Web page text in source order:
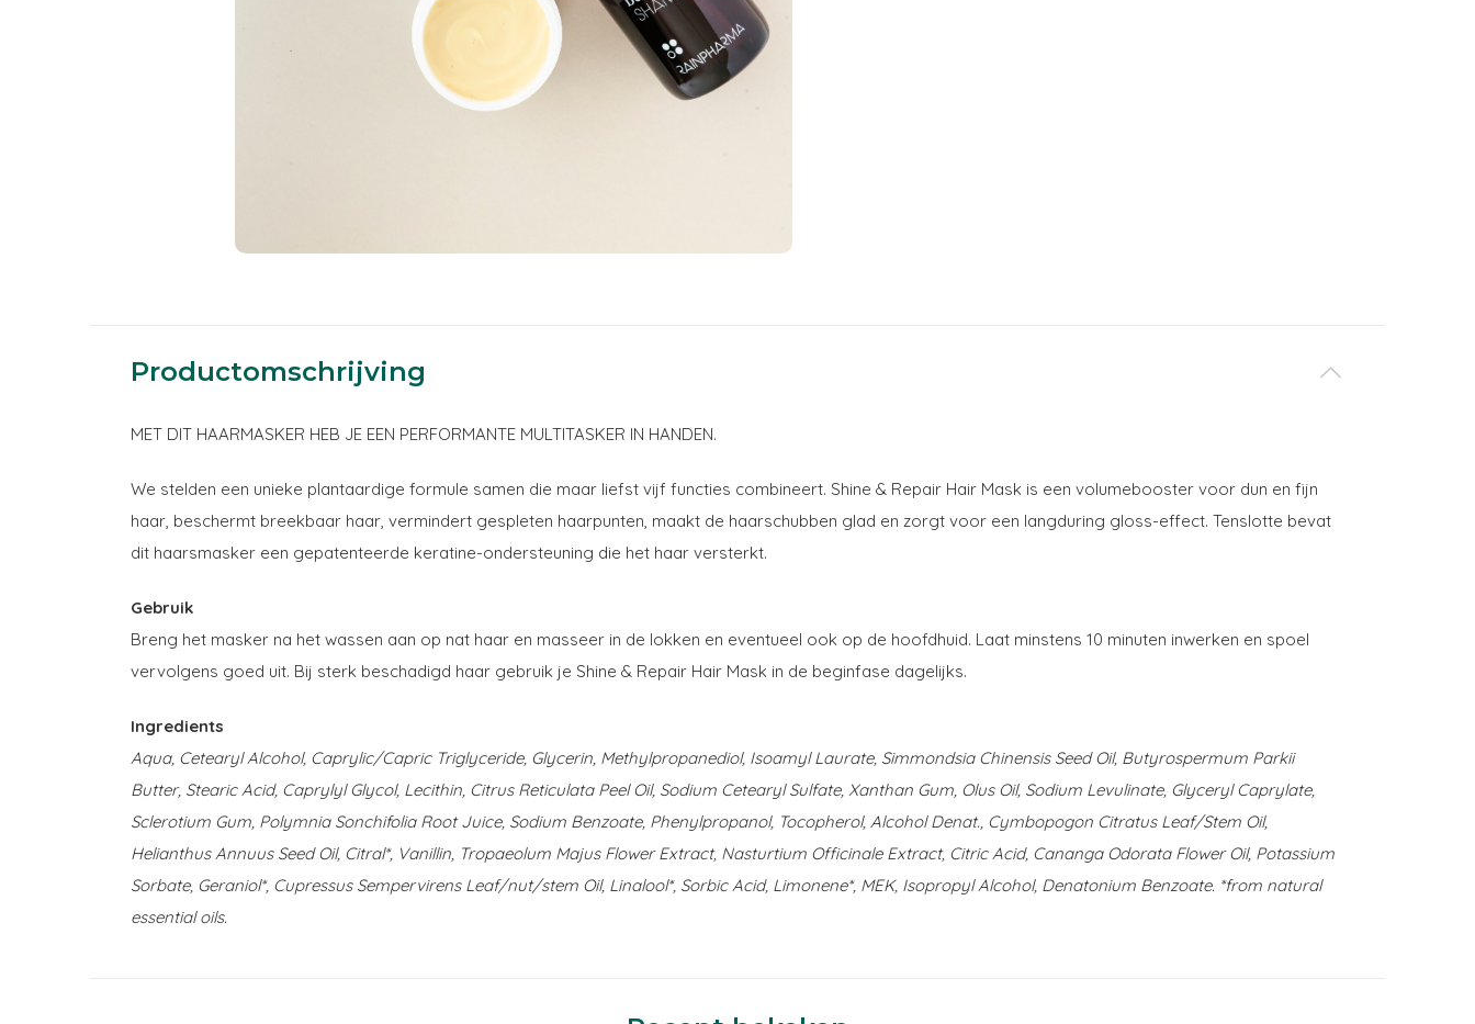
Productomschrijving
MET DIT HAARMASKER HEB JE EEN PERFORMANTE MULTITASKER IN HANDEN.
We stelden een unieke plantaardige formule samen die maar liefst vijf functies combineert. Shine & Repair Hair Mask is een volumebooster voor dun en fijn
haar, beschermt breekbaar haar, vermindert gespleten haarpunten, maakt de haarschubben glad en zorgt voor een langduring gloss-effect. Tenslotte bevat
dit haarsmasker een gepatenteerde keratine-ondersteuning die het haar versterkt.
Gebruik
Breng het masker na het wassen aan op nat haar en masseer in de lokken en eventueel ook op de hoofdhuid. Laat minstens 10 minuten inwerken en spoel
vervolgens goed uit. Bij sterk beschadigd haar gebruik je Shine & Repair Hair Mask in de beginfase dagelijks.
Ingredients
Aqua, Cetearyl Alcohol, Caprylic/Capric Triglyceride, Glycerin, Methylpropanediol, Isoamyl Laurate, Simmondsia Chinensis Seed Oil, Butyrospermum Parkii
Butter, Stearic Acid, Caprylyl Glycol, Lecithin, Citrus Reticulata Peel Oil, Sodium Cetearyl Sulfate, Xanthan Gum, Olus Oil, Sodium Levulinate, Glyceryl Caprylate,
Sclerotium Gum, Polymnia Sonchifolia Root Juice, Sodium Benzoate, Phenylpropanol, Tocopherol, Alcohol Denat., Cymbopogon Citratus Leaf/Stem Oil,
Helianthus Annuus Seed Oil, Citral*, Vanillin, Tropaeolum Majus Flower Extract, Nasturtium Officinale Extract, Citric Acid, Cananga Odorata Flower Oil, Potassium
Sorbate, Geraniol*, Cupressus Sempervirens Leaf/nut/stem Oil, Linalool*, Sorbic Acid, Limonene*, MEK, Isopropyl Alcohol, Denatonium Benzoate. *from natural
essential oils.